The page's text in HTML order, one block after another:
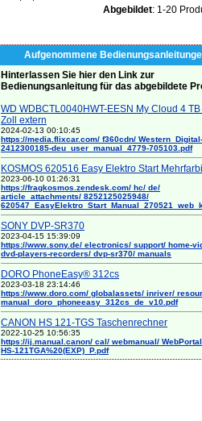
Abgebildet: 1-20
Aufgenommene
Hinterlassen Sie hier den Link zur
Bedienungsanleitung für das abgebildete
WD WDBCTL0040HWT-EESN My Cloud 4
Zoll extern
2024-02-13 00:10:45
https://media.flixcar.com/ f360cdn/ Western_Digital-
2412300185-deu_user_manual_4779-705103.pdf
KOSMOS 620516 Easy Elektro Start
2023-06-10 01:26:31
https://fragkosmos.zendesk.com/ hc/ de/
article_attachments/ 8252125025948/
SONY DVP-SR370
2023-04-15 15:39:09
https://www.sony.de/ electronics/ support/ home-
dvd-players-recorders/ dvp-sr370/ manuals
DORO PhoneEasy® 312cs
2023-03-18 23:14:46
https://www.doro.com/ globalassets/ inriver/
manual_doro_phoneeasy_312cs_de_v10.pdf
CANON HS 121-TGS Taschenrechner
2022-10-25 10:56:35
https://ij.manual.canon/ cal/ webmanual/
HS-121TGA%20(EXP)_P.pdf